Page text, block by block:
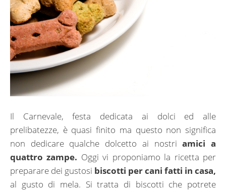
Il Carnevale, festa dedicata ai dolci ed alle
prelibatezze, è quasi finito ma questo non significa
non dedicare qualche dolcetto ai nostriamici a
quattro zampe. Oggi vi proponiamo la ricetta per
preparare dei gustosi biscotti per cani fatti in casa,
al gusto di mela. Si tratta di biscotti che potrete